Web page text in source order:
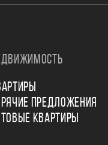
ПРЕДЛОЖЕНИЯ
КВАРТИРЫ